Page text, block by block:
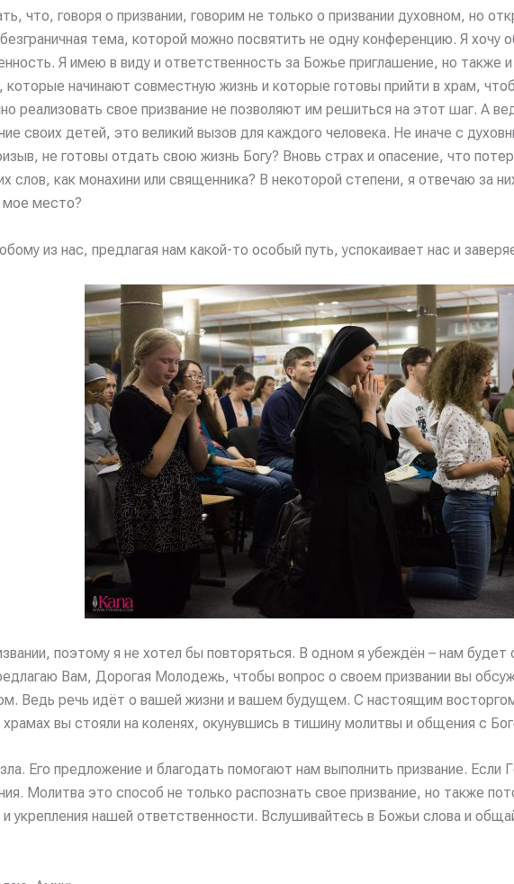
что, говоря о призвании, говорим не только о призвании духовном, но
тема, которой можно посвятить не одну конференцию. Я
Я имею в виду и ответственность за Божье приглашение, но также
начинают совместную жизнь и которые готовы прийти в храм,
реализовать свое призвание не позволяют им решиться на этот шаг. А
своих детей, это великий вызов для каждого человека. Не иначе с
не готовы отдать свою жизнь Богу? Вновь страх и опасение, что
как монахини или священника? В некоторой степени, я отвечаю за
мое место?
из нас, предлагая нам какой-то особый путь, успокаивает нас и
поэтому я не хотел бы повторяться. В одном я убеждён – нам
Вам, Дорогая Молодежь, чтобы вопрос о своем призвании вы
Ведь речь идёт о вашей жизни и вашем будущем. С настоящим
вы стояли на коленях, окунувшись в тишину молитвы и общения с
Его предложение и благодать помогают нам выполнить призвание.
Молитва это способ не только распознать свое призвание, но также
и укрепления нашей ответственности. Вслушивайтесь в Божьи слова и